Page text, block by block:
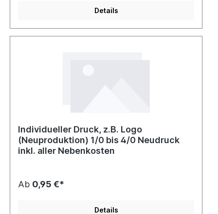
Details
Individueller Druck, z.B. Logo
(Neuproduktion) 1/0 bis 4/0 Neudruck
inkl. aller Nebenkosten
Ab 0,95 €*
Details